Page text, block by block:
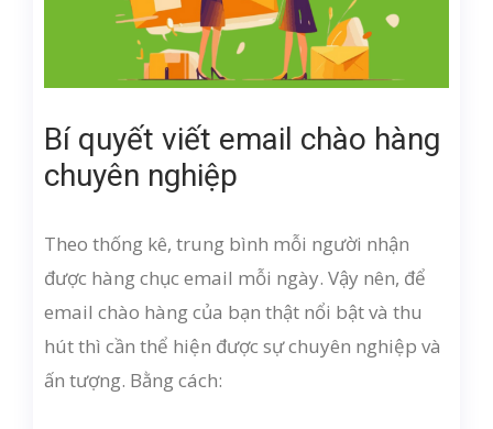
Bí quyết viết email chào hàng
chuyên nghiệp
Theo thống kê, trung bình mỗi người nhận
được hàng chục email mỗi ngày. Vậy nên, để
email chào hàng của bạn thật nổi bật và thu
hút thì cần thể hiện được sự chuyên nghiệp và
ấn tượng. Bằng cách: